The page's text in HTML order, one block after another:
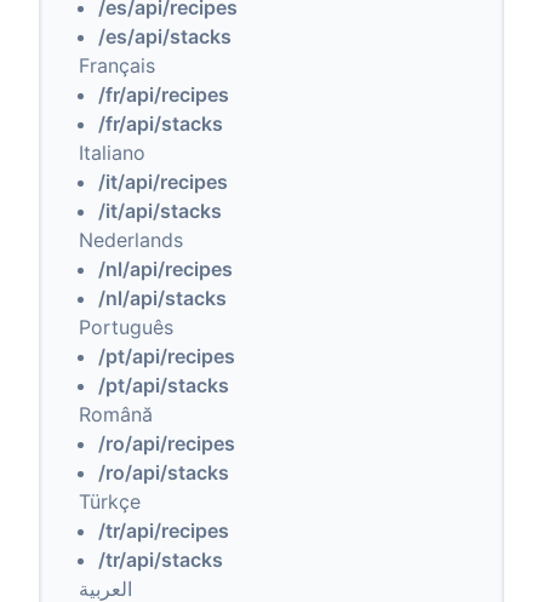
/es/api/recipes
/es/api/stacks
Français
/fr/api/recipes
/fr/api/stacks
Italiano
/it/api/recipes
/it/api/stacks
Nederlands
/nl/api/recipes
/nl/api/stacks
Português
/pt/api/recipes
/pt/api/stacks
Română
/ro/api/recipes
/ro/api/stacks
Türkçe
/tr/api/recipes
/tr/api/stacks
العربية